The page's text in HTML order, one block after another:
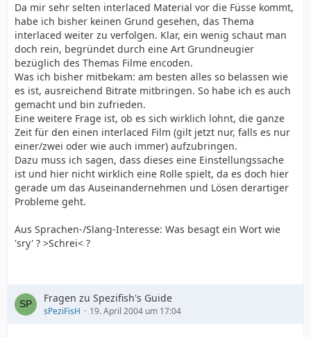
Da mir sehr selten interlaced Material vor die Füsse kommt,
habe ich bisher keinen Grund gesehen, das Thema
interlaced weiter zu verfolgen. Klar, ein wenig schaut man
doch rein, begründet durch eine Art Grundneugier
bezüglich des Themas Filme encoden.
Was ich bisher mitbekam: am besten alles so belassen wie
es ist, ausreichend Bitrate mitbringen. So habe ich es auch
gemacht und bin zufrieden.
Eine weitere Frage ist, ob es sich wirklich lohnt, die ganze
Zeit für den einen interlaced Film (gilt jetzt nur, falls es nur
einer/zwei oder wie auch immer) aufzubringen.
Dazu muss ich sagen, dass dieses eine Einstellungssache
ist und hier nicht wirklich eine Rolle spielt, da es doch hier
gerade um das Auseinandernehmen und Lösen derartiger
Probleme geht.
Aus Sprachen-/Slang-Interesse: Was besagt ein Wort wie
'sry' ? >Schrei< ?
Fragen zu Spezifish's Guide
sPeziFisH 19. April 2004 um 17:04